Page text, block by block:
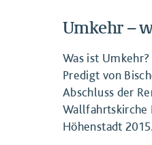
Umkehr –
Was ist
Predigt von
Abschluss der
Wallfahrtskirche
Höhenstadt 2015.